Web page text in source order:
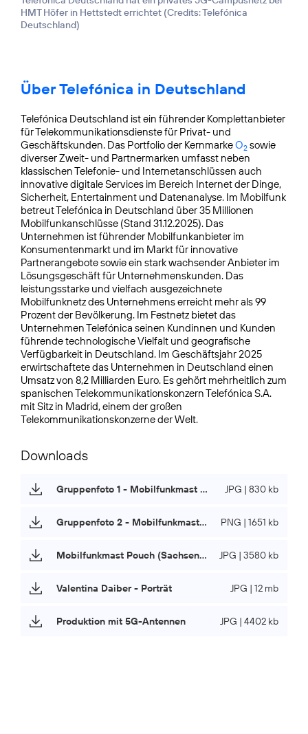
HMT Höfer in Hettstedt errichtet (Credits: Telefónica
Deutschland)
Über Telefónica in Deutschland
Telefónica Deutschland ist ein führender Komplettanbieter
für Telekommunikationsdienste für Privat- und
Geschäftskunden. Das Portfolio der KernmarkeO2 sowie
diverser Zweit- und Partnermarken umfasst neben
klassischen Telefonie- und Internetanschlüssen auch
innovative digitale Services im Bereich Internet der Dinge,
Sicherheit, Entertainment und Datenanalyse. Im Mobilfunk
betreut Telefónica in Deutschland über 35 Millionen
Mobilfunkanschlüsse (Stand 31.12.2025). Das
Unternehmen ist führender Mobilfunkanbieter im
Konsumentenmarkt und im Markt für innovative
Partnerangebote sowie ein stark wachsender Anbieter im
Lösungsgeschäft für Unternehmenskunden. Das
leistungsstarke und vielfach ausgezeichnete
Mobilfunknetz des Unternehmens erreicht mehr als 99
Prozent der Bevölkerung. Im Festnetz bietet das
Unternehmen Telefónica seinen Kundinnen und Kunden
führende technologische Vielfalt und geografische
Verfügbarkeit in Deutschland. Im Geschäftsjahr 2025
erwirtschaftete das Unternehmen in Deutschland einen
Umsatz von 8,2 Milliarden Euro. Es gehört mehrheitlich zum
spanischen Telekommunikationskonzern Telefónica S.A.
mit Sitz in Madrid, einem der großen
Telekommunikationskonzerne der Welt.
Downloads
Gruppenfoto 1 - Mobilfunkmast Pouch (Sachsen-Anhalt) JPG | 830 kb
Gruppenfoto 2 - Mobilfunkmast Pouch (Sachsen-Anhalt) PNG | 1651 kb
Mobilfunkmast Pouch (Sachsen-Anhalt) JPG | 3580 kb
Valentina Daiber - Porträt JPG | 12 mb
Produktion mit 5G-Antennen JPG | 4402 kb